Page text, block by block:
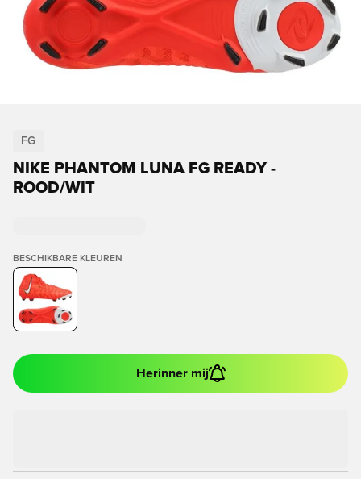
FG
NIKE PHANTOM LUNA FG READY -
ROOD/WIT
BESCHIKBARE KLEUREN
Herinner mij